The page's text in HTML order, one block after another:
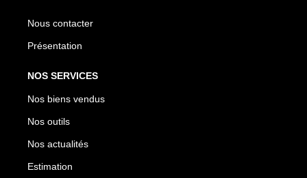
Nous contacter
Présentation
NOS SERVICES
Nos biens vendus
Nos outils
Nos actualités
Estimation